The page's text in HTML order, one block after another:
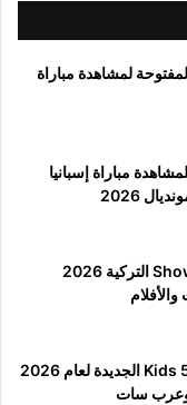
لمشاهدة مباراة
مباراة إسبانيا
2026
بيانات استقبال قناة Show TV التركية 2026
بيانات استقبال تردد قناة 5 Kids الجديدة لعام 2026
وعرب سات